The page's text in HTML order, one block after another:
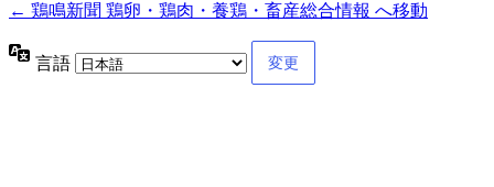
← 鶏鳴新聞 鶏卵・鶏肉・養鶏・畜産総合情報 へ移動
言語